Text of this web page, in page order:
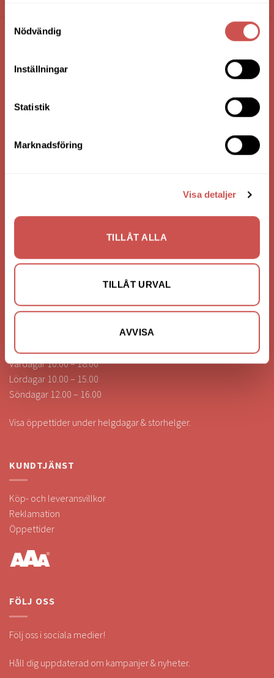
Nödvändig
Inställningar
Statistik
Marknadsföring
Visa detaljer
TILLÅT ALLA
TILLÅT URVAL
AVVISA
Nilssons Möbler i Lammhult
363 44 Lammhult
Bankgiro: 275-4836
info@nilssonsilammhult.se
Kundtjänst
Vardagar 10.00 – 18.00
Lördagar 10.00 – 15.00
Söndagar 12.00 – 16.00
Visa öppettider under helgdagar & storhelger.
KUNDTJÄNST
Köp- och leveransvillkor
Reklamation
Öppettider
FÖLJ OSS
Följ oss i sociala medier!
Håll dig uppdaterad om kampanjer & nyheter.